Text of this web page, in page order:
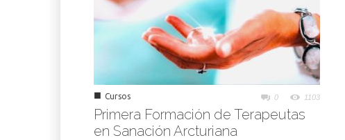
■ Cursos 0 1103
Primera Formación de Terapeutas
en Sanación Arcturiana